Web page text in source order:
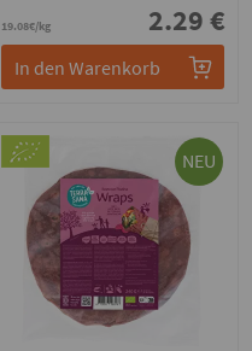
19.08€/kg 2.29 €
In den Warenkorb
NEU